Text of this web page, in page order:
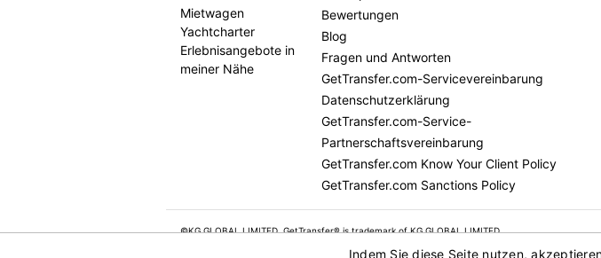
Indem Sie diese Seite nutzen,
Mietwagen
Yachtcharter
Erlebnisangebote in
meiner Nähe
Bewertungen
Blog
Fragen und Antworten
GetTransfer.com-Servicevereinbarung
Datenschutzerklärung
GetTransfer.com-Service-
Partnerschaftsvereinbarung
GetTransfer.com Know Your Client Policy
GetTransfer.com Sanctions Policy
©KG GLOBAL LIMITED. GetTransfer® is trademark of KG GLOBAL LIMITED.